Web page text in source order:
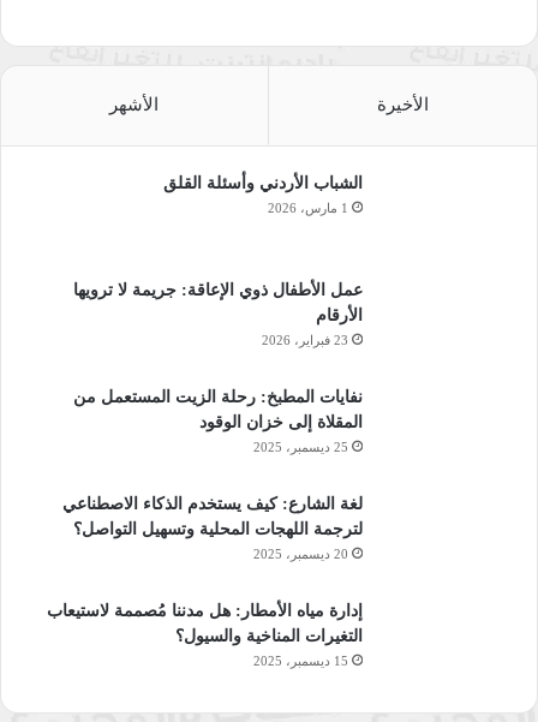
الأخيرة الأشهر
الشباب الأردني وأسئلة القلق
1 مارس، 2026
عمل الأطفال ذوي الإعاقة: جريمة لا ترويها
الأرقام
23 فبراير، 2026
نفايات المطبخ: رحلة الزيت المستعمل من
المقلاة إلى خزان الوقود
25 ديسمبر، 2025
لغة الشارع: كيف يستخدم الذكاء الاصطناعي
لترجمة اللهجات المحلية وتسهيل التواصل؟
20 ديسمبر، 2025
إدارة مياه الأمطار: هل مدننا مُصممة لاستيعاب
التغيرات المناخية والسيول؟
15 ديسمبر، 2025